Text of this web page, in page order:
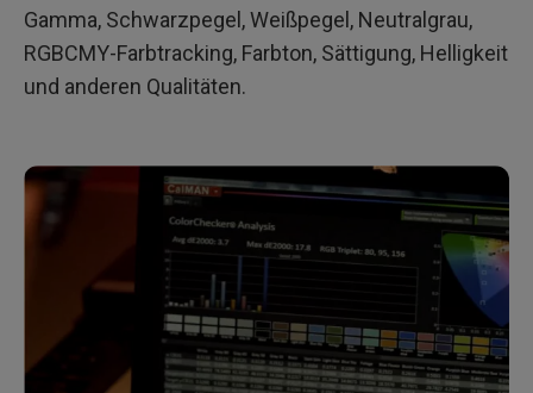
Gamma, Schwarzpegel, Weißpegel, Neutralgrau,
RGBCMY-Farbtracking, Farbton, Sättigung, Helligkeit
und anderen Qualitäten.